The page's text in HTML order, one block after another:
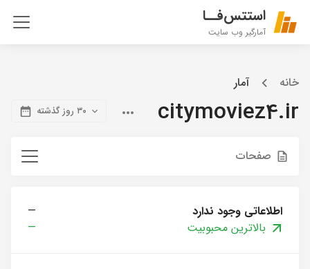
استتس‌فــا
آمارگیر وب سایت
خانه آمار
citymoviez4.ir ۳۰ روز گذشته
صفحات
اطلاعاتی وجود ندارد
—
بالاترین محبوبیت
—